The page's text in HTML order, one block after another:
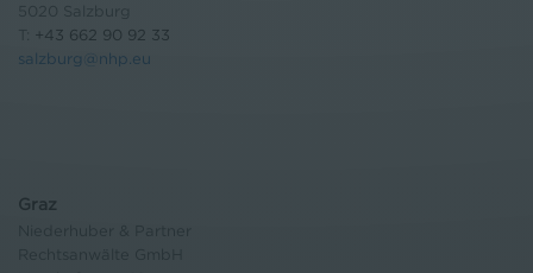
5020 Salzburg
+43 662 90 92 33
salzburg@nhp.eu
Graz